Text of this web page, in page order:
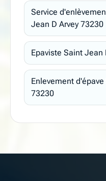
Service
Jean D Arvey 73230
Epaviste Saint Jean
Enlevement
73230